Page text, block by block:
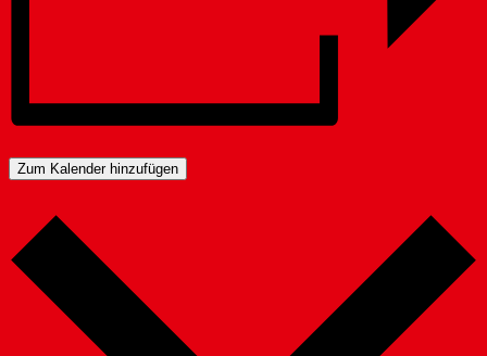
Zum Kalender hinzufügen